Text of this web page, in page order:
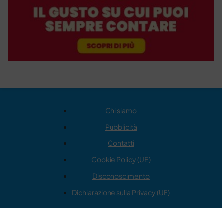
Chi siamo
Pubblicità
Contatti
Cookie Policy (UE)
Disconoscimento
Dichiarazione sulla Privacy (UE)